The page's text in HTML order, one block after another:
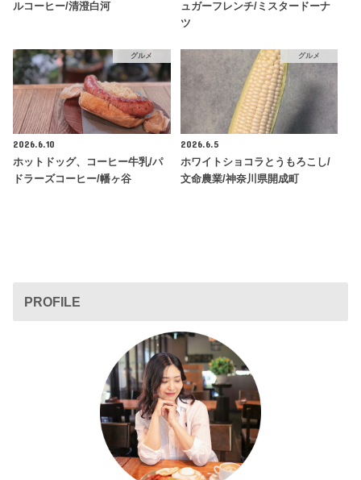
ルコーヒー/清澄白河
ュガーフレンチ/ミスタードーナ
ツ
グルメ
2026.6.10
ホットドッグ、コーヒー牛乳/パ
ドラーズコーヒー/幡ヶ谷
グルメ
2026.6.5
ホワイトショコラとうもろこし/
文命農業/神奈川県開成町
PROFILE